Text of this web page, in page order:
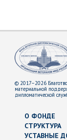
© 2017–2026
материальной
дипломатической
О ФОНДЕ
СТРУКТУРА
УСТАВНЫЕ